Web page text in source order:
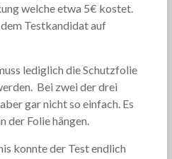
welche etwa 5€ kostet.
Testkandidat auf
lediglich die Schutzfolie
Bei zwei der drei
gar nicht so einfach. Es
der Folie hängen.
konnte der Test endlich